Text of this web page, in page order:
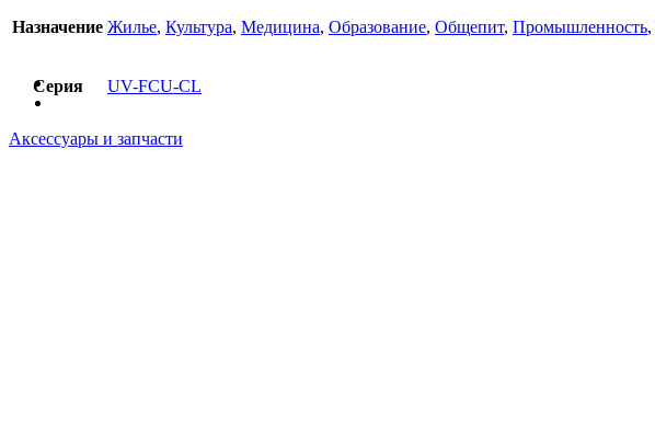
Назначение Жилье, Культура, Медицина, Образование, Общепит, Промышленность,
Серия UV-FCU-CL
Аксессуары и запчасти